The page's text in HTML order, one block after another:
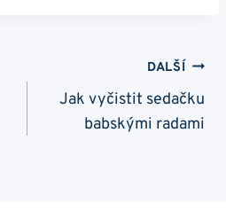
DALŠÍ
Jak vyčistit sedačku
babskými radami